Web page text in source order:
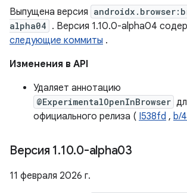
Выпущена версия
alpha04 . Версия 1.10.0-alpha04
следующие коммиты .
Изменения в API
Удаляет аннотацию
@ExperimentalOpenInBrowser
официального релиза ( I538fd , b/
Версия 1.10.0-alpha03
11 февраля 2026 г.